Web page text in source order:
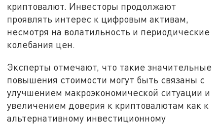
криптовалют. Инвесторы продолжают
проявлять интерес к цифровым активам,
несмотря на волатильность и периодические
колебания цен.
Эксперты отмечают, что такие значительные
повышения стоимости могут быть связаны с
улучшением макроэкономической ситуации и
увеличением доверия к криптовалютам как к
альтернативному инвестиционному